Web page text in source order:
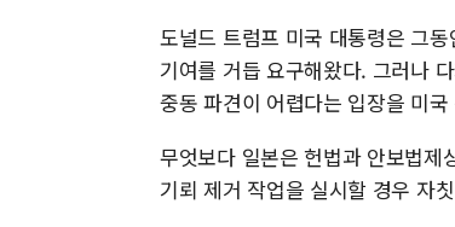
도널드 트럼프 미국 대통령은 그
기여를 거듭 요구해왔다. 그러나
중동 파견이 어렵다는 입장을 미
무엇보다 일본은 헌법과 안보법제
기뢰 제거 작업을 실시할 경우 자